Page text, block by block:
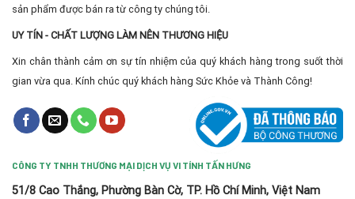
sản phẩm được bán ra từ công ty chúng tôi.
UY TÍN - CHẤT LƯỢNG LÀM NÊN THƯƠNG HIỆU
Xin chân thành cảm ơn sự tín nhiệm của quý khách hàng trong suốt thời
gian vừa qua. Kính chúc quý khách hàng Sức Khỏe và Thành Công!
CÔNG TY TNHH THƯƠNG MẠI DỊCH VỤ VI TÍNH TẤN HƯNG
51/8 Cao Thắng, Phường Bàn Cờ, TP. Hồ Chí Minh, Việt Nam